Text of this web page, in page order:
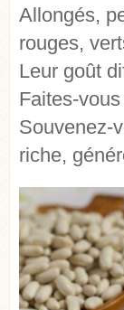
Allongés,
rouges,
Leur goût
Faites-
Souvenez-
riche,